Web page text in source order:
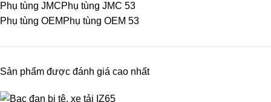
Phụ tùng JMCPhụ tùng JMC 53
Phụ tùng OEM Phụ tùng OEM 53
Sản phẩm được đánh giá cao nhất